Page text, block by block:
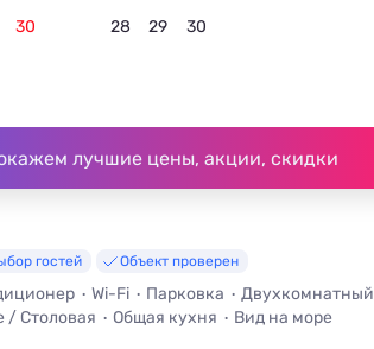
30
28
29 30
лучшие цены, акции, скидки
переулок Южный, д.6 Б
- 100 м • До центра - 593 м
гостей Объект проверен
Wi-Fi Парковка
Двухкомнатный
/ Столовая
Общая кухня Вид на море